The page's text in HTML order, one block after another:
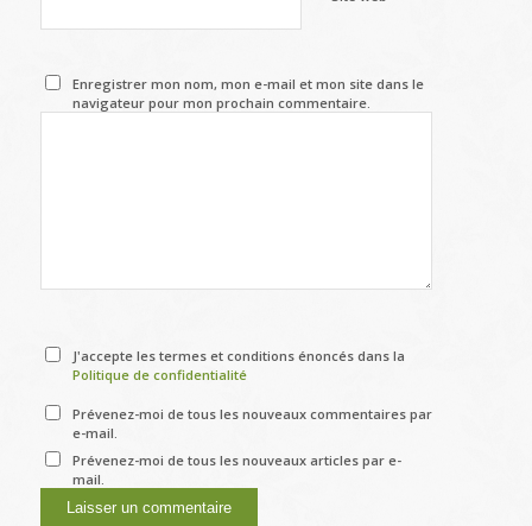
Enregistrer mon nom, mon e-mail et mon site dans le
navigateur pour mon prochain commentaire.
J'accepte les termes et conditions énoncés dans la
Politique de confidentialité
Prévenez-moi de tous les nouveaux commentaires par
e-mail.
Prévenez-moi de tous les nouveaux articles par e-
mail.